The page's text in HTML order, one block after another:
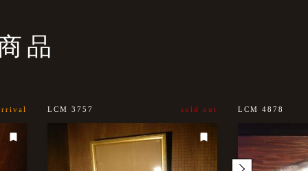
品
LCM 3757 sold out LCM 4878